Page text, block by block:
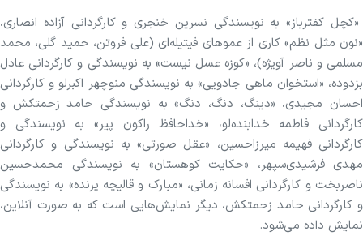
«کچل کفترباز» به نویسندگی نسرین خنجری و کارگردانی آزاده انصاری،
«نون مثل نظم» کاری از عموهای فیتیله‌ای (علی فروتن، حمید گلی، محمد
مسلمی و ناصر آویژه)، «کوزه عسل نیست» به نویسندگی و کارگردانی عادل
بزدوده، «استخوان ماهی جادویی» به نویسندگی منوچهر اکبرلو و کارگردانی
احسان مجیدی، «دینگ، دنگ، دنگ» به نویسندگی حامد زحمتکش و
کارگردانی فاطمه خدابنده‌لو، «خداحافظ راکون پیر» به نویسندگی و
کارگردانی فهیمه میرزاحسین، «عقل صورتی» به نویسندگی و کارگردانی
مهدی فرشیدی‌سپهر، «حکایت کوهستان» به نویسندگی محمدحسین
ناصربخت و کارگردانی افسانه زمانی، «مبارک و قالیچه‌ پرنده» به نویسندگی
و کارگردانی حامد زحمتکش، دیگر نمایش‌هایی است که به صورت آنلاین،
نمایش داده می‌شود.